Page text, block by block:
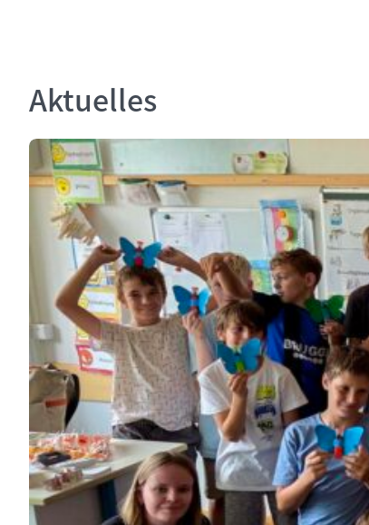
Aktuelles